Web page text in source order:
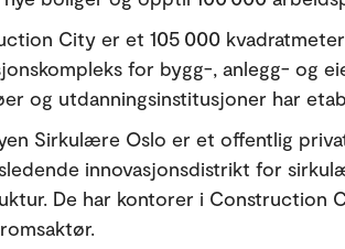
City er et 105 000
for bygg-, anlegg- og
og utdanningsinstitusjoner har
Sirkulære Oslo er et offentlig
innovasjonsdistrikt for
De har kontorer i Construction